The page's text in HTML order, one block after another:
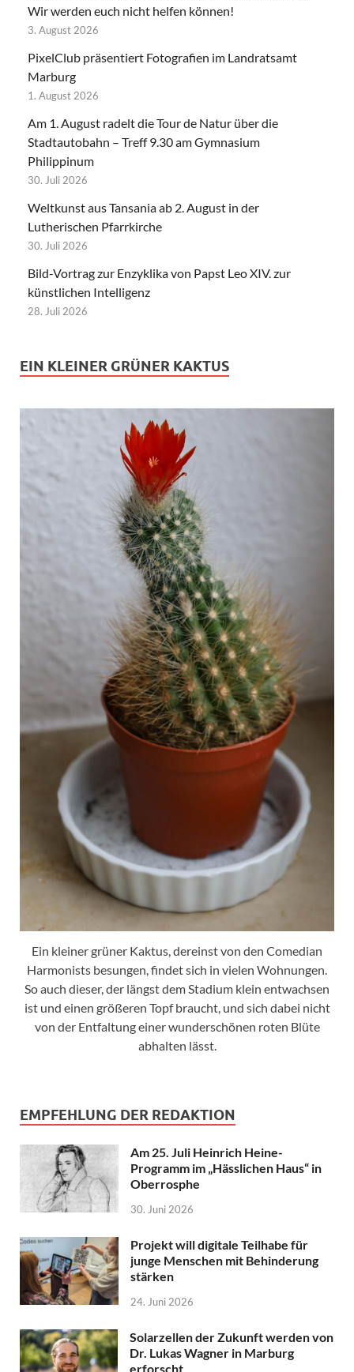
Wir werden euch nicht helfen können!
3. August 2026
PixelClub präsentiert Fotografien im Landratsamt
Marburg
1. August 2026
Am 1. August radelt die Tour de Natur über die
Stadtautobahn – Treff 9.30 am Gymnasium
Philippinum
30. Juli 2026
Weltkunst aus Tansania ab 2. August in der
Lutherischen Pfarrkirche
30. Juli 2026
Bild-Vortrag zur Enzyklika von Papst Leo XIV. zur
künstlichen Intelligenz
28. Juli 2026
EIN KLEINER GRÜNER KAKTUS
Ein kleiner grüner Kaktus, dereinst von den Comedian
Harmonists besungen, findet sich in vielen Wohnungen.
So auch dieser, der längst dem Stadium klein entwachsen
ist und einen größeren Topf braucht, und sich dabei nicht
von der Entfaltung einer wunderschönen roten Blüte
abhalten lässt.
EMPFEHLUNG DER REDAKTION
Am 25. Juli Heinrich Heine-
Programm im „Hässlichen Haus“ in
Oberrosphe
30. Juni 2026
Projekt will digitale Teilhabe für
junge Menschen mit Behinderung
stärken
24. Juni 2026
Solarzellen der Zukunft werden von
Dr. Lukas Wagner in Marburg
erforscht